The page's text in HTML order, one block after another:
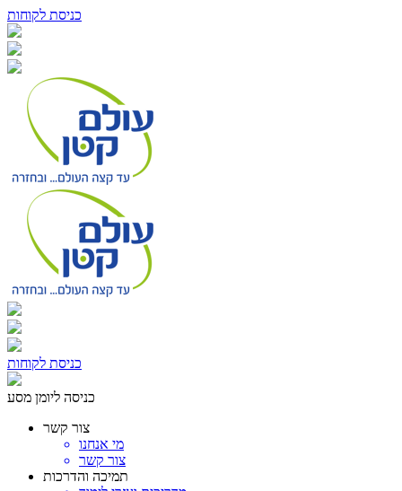
כניסת לקוחות
כניסת לקוחות
כניסה ליומן מסע
צור קשר
מי אנחנו
צור קשר
תמיכה והדרכות